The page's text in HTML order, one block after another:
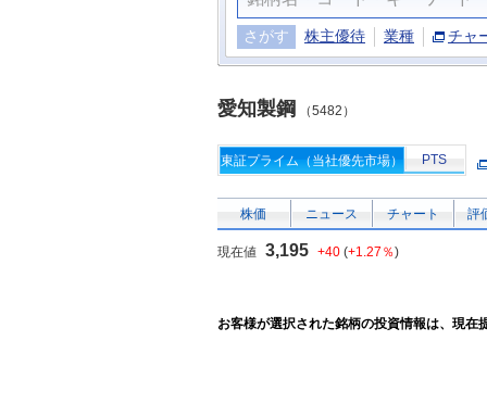
さがす 株主優待 業種 チャ
愛知製鋼 （5482）
東証プライム（当社優先市場） PTS
株価 ニュース チャート 評
現在値 3,195 +40 (+1.27％)
お客様が選択された銘柄の投資情報は、現在